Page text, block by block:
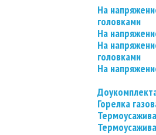
На
головками
На
На
головками
На
Горелка